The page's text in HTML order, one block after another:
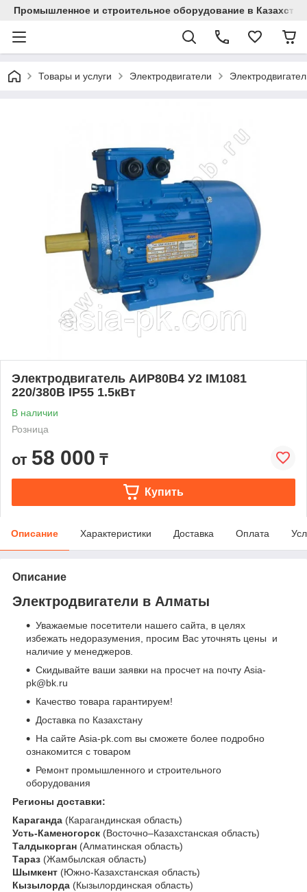
Промышленное и строительное оборудование в
Товары и услуги Электродвигатели
Электродвигатель АИР80В4 У2 IM1081
220/380В IP55 1.5кВт
В наличии
Розница
от 58 000 ₸
Купить
Описание Характеристики Доставка Оплата
Описание
Электродвигатели в Алматы
Уважаемые посетители нашего сайта, в целях
избежать недоразумения, просим Вас уточнять цены и
наличие у менеджеров.
Скидывайте ваши заявки на просчет на почту Asia-
pk@bk.ru
Качество товара гарантируем!
Доставка по Казахстану
На сайте Asia-pk.com вы сможете более подробно
ознакомится с товаром
Ремонт промышленного и строительного
оборудования
Регионы доставки:
Караганда (Карагандинская область)
Усть-Каменогорск (Восточно–Казахстанская область)
Талдыкорган (Алматинская область)
Тараз (Жамбылская область)
Шымкент (Южно-Казахстанская область)
Кызылорда (Кызылординская область)